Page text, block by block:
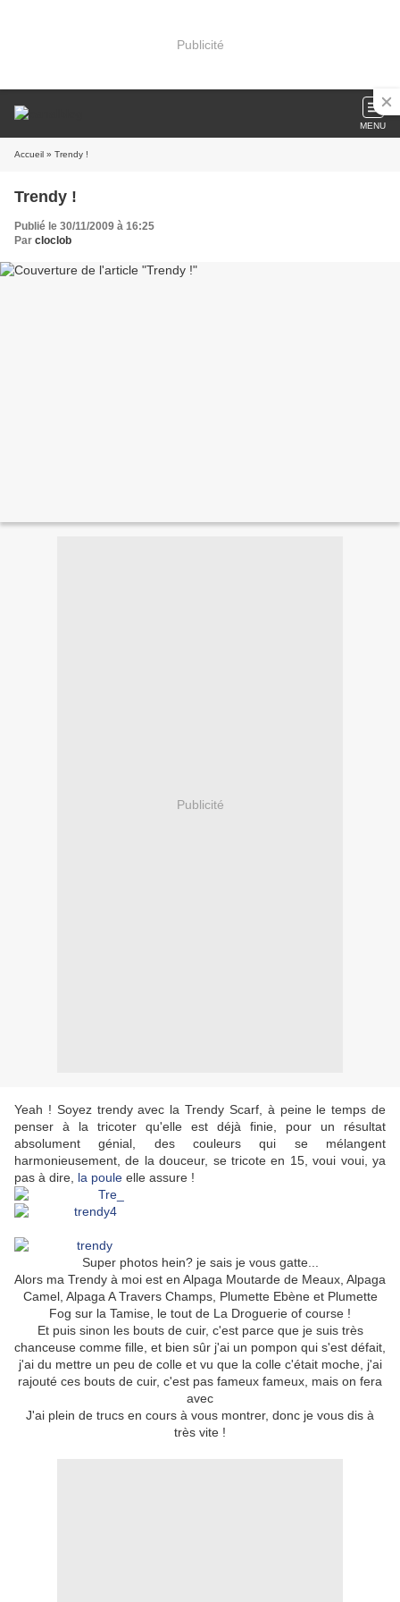
Publicité
MENU
Accueil » Trendy !
Trendy !
Publié le 30/11/2009 à 16:25
Par cloclob
Publicité
Yeah ! Soyez trendy avec la Trendy Scarf, à peine le temps de
penser à la tricoter qu'elle est déjà finie, pour un résultat
absolument génial, des couleurs qui se mélangent
harmonieusement, de la douceur, se tricote en 15, voui voui, ya
pas à dire, la poule elle assure !
Super photos hein? je sais je vous gatte...
Alors ma Trendy à moi est en Alpaga Moutarde de Meaux, Alpaga
Camel, Alpaga A Travers Champs, Plumette Ebène et Plumette
Fog sur la Tamise, le tout de La Droguerie of course !
Et puis sinon les bouts de cuir, c'est parce que je suis très
chanceuse comme fille, et bien sûr j'ai un pompon qui s'est défait,
j'ai du mettre un peu de colle et vu que la colle c'était moche, j'ai
rajouté ces bouts de cuir, c'est pas fameux fameux, mais on fera
avec
J'ai plein de trucs en cours à vous montrer, donc je vous dis à
très vite !